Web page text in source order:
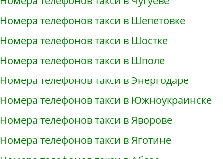
Номера телефонов такси в Шепетовке
Номера телефонов такси в Шостке
Номера телефонов такси в Шполе
Номера телефонов такси в Энергодаре
Номера телефонов такси в Южноукраинске
Номера телефонов такси в Яворове
Номера телефонов такси в Яготине